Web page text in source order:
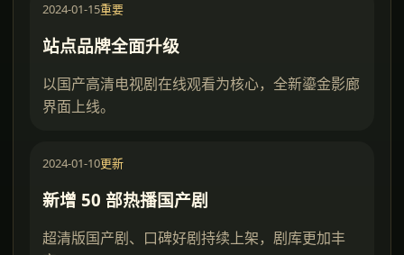
2024-01-15重要
站点品牌全面升级
以国产高清电视剧在线观看为核心，全新鎏金影廊
界面上线。
2024-01-10更新
新增 50 部热播国产剧
超清版国产剧、口碑好剧持续上架，剧库更加丰